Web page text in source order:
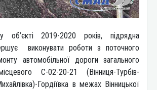
об’єкті 2019-2020 років, підрядна
виконувати роботи з поточного
автомобільної дороги загального
С-02-20-21 (Вінниця-Турбів-
Гордіївка в межах Вінницької